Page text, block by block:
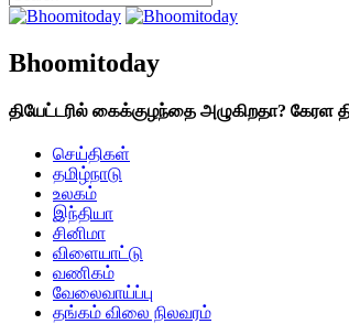
Bhoomitoday
தியேட்டரில் கைக்குழந்தை அழுகிறதா? கேரள
செய்திகள்
தமிழ்நாடு
உலகம்
இந்தியா
சினிமா
விளையாட்டு
வணிகம்
வேலைவாய்ப்பு
தங்கம் விலை நிலவரம்